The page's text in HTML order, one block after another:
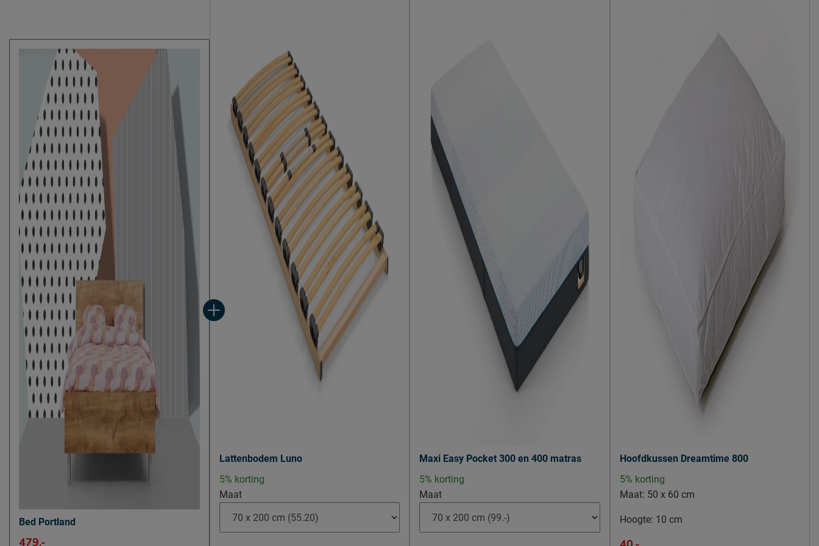
Elektrisch verstelbare bedbodem
mogelijk?
Materiaal poten
Kleur poten
Goed om te weten
Onderhoud
afnemen met een vochtig doekje
Garantie
5 jaar garantie volgens CBW voorwaarden
Montage
niet inbegrepen
Leveranciersinformatie
Naam
Locatie
Postbus 716, 5400 AS, Uden, Nederland
Emailadres
info@beddenreus.nl
Bed Portland
479.-
Lattenbodem Luno
5% korting
Maat
Maxi Easy Pocket 300 en 400 matras
5% korting
Maat
Hoofdkussen Dreamtime 800
5% korting
Maat: 50 x 60 cm
Hoogte: 10 cm